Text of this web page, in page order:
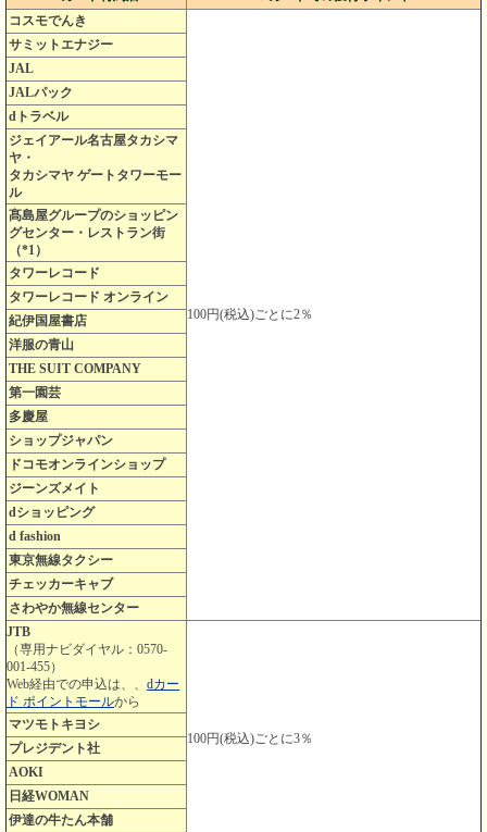
コスモでんき
100円(税込)ごとに2％
サミットエナジー
JAL
JALパック
dトラベル
ジェイアール名古屋タカシマ
ヤ・
タカシマヤ ゲートタワーモー
ル
髙島屋グループのショッピン
グセンター・レストラン街
（*1）
タワーレコード
タワーレコード オンライン
紀伊国屋書店
洋服の青山
THE SUIT COMPANY
第一園芸
多慶屋
ショップジャパン
ドコモオンラインショップ
ジーンズメイト
dショッピング
d fashion
東京無線タクシー
チェッカーキャブ
さわやか無線センター
JTB
（専用ナビダイヤル：0570-
001-455）
Web経由での申込は、、 dカー
ド ポイントモールから
100円(税込)ごとに3％
マツモトキヨシ
プレジデント社
AOKI
日経WOMAN
伊達の牛たん本舗